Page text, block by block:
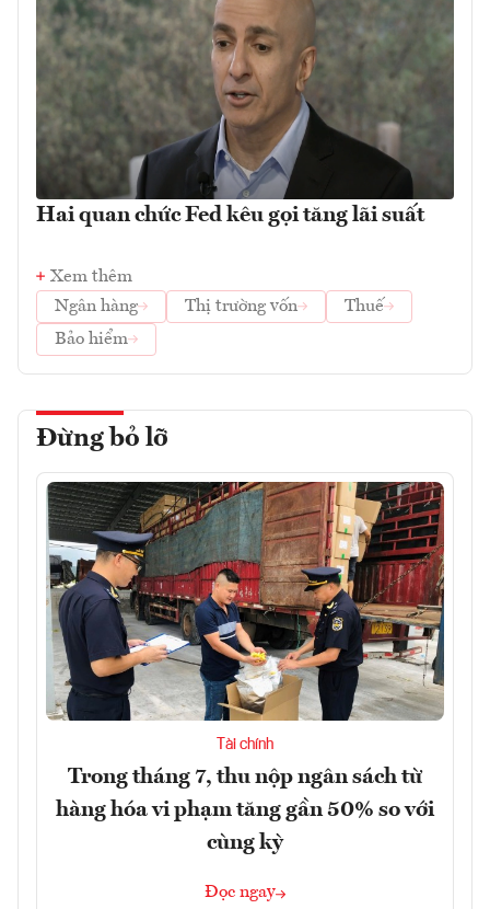
Hai quan chức Fed kêu gọi tăng lãi suất
Xem thêm
Ngân hàng
Thị trường vốn
Thuế
Bảo hiểm
Đừng bỏ lỡ
Tài chính
Trong tháng 7, thu nộp ngân sách từ
hàng hóa vi phạm tăng gần 50% so với
cùng kỳ
Đọc ngay